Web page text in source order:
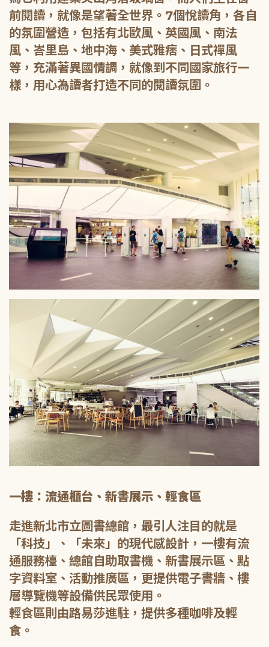
前閱讀，就像是望著全世界。7個悅讀角，各自
的氛圍營造，包括有北歐風、英國風、南法
風、峇里島、地中海、美式雅痞、日式禪風
等，充滿著異國情調，就像到不同國家旅行一
樣，用心為讀者打造不同的閱讀氛圍。
一樓：流通櫃台、新書展示、輕食區
走進新北市立圖書總館，最引人注目的就是
「科技」、「未來」的現代感設計，一樓有流
通服務檯、總館自助取書機、新書展示區、點
字資料室、活動推廣區，更提供電子書牆、樓
層導覽機等設備供民眾使用。
輕食區則由路易莎進駐，提供多種咖啡及輕
食。